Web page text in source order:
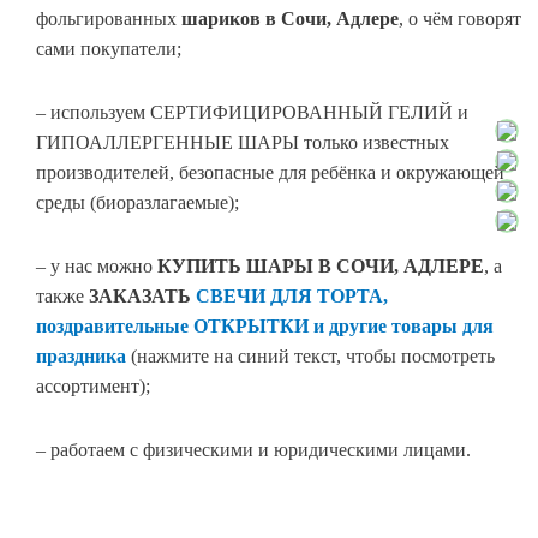
фольгированных шариков в Сочи, Адлере, о чём говорят
сами покупатели;
– используем СЕРТИФИЦИРОВАННЫЙ ГЕЛИЙ и
ГИПОАЛЛЕРГЕННЫЕ ШАРЫ только известных
производителей, безопасные для ребёнка и окружающей
среды (биоразлагаемые);
– у нас можно КУПИТЬ ШАРЫ В СОЧИ, АДЛЕРЕ, а
также ЗАКАЗАТЬ СВЕЧИ ДЛЯ ТОРТА,
поздравительные ОТКРЫТКИ и другие товары для
праздника (нажмите на синий текст, чтобы посмотреть
ассортимент);
– работаем с физическими и юридическими лицами.